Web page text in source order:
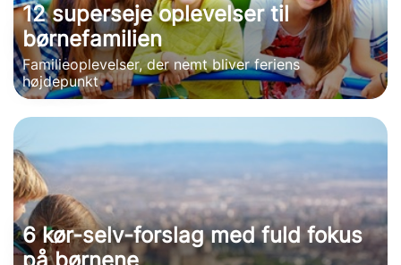
12 superseje oplevelser til
børnefamilien
Familieoplevelser, der nemt bliver feriens
højdepunkt
6 kør-selv-forslag med fuld fokus